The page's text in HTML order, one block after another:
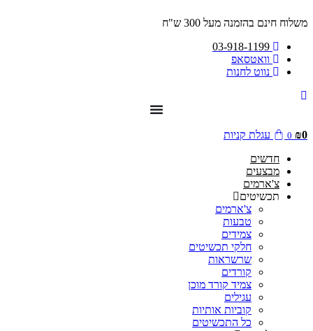
לתוכן
משלוח חינם בהזמנה מעל 300 ש"ח
03-918-1199
וואטסאפ
נווט לחנות
₪0
0
עגלת קניות
חדשים
מבצעים
צ'ארמים
תכשיטים
צ'ארמים
טבעות
צמידים
חלקי תכשיטים
שרשראות
קורדים
צמיד קורד מוכן
עגילים
קוביות אותיות
כל התכשיטים